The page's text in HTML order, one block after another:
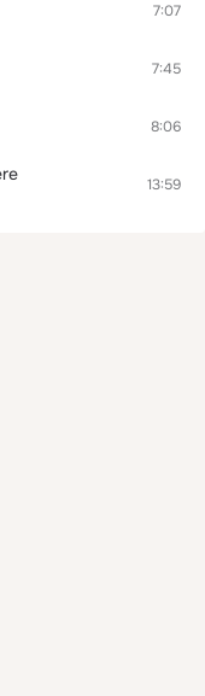
7:07
7:45
8:06
13:59